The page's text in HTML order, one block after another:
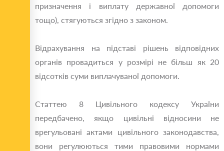
призначення і виплату державної допомоги
тощо), стягуються згідно з законом.
Відрахування на підставі рішень відповідних
органів провадиться у розмірі не більш як 20
відсотків суми виплачуваної допомоги.
Статтею 8 Цивільного кодексу України
передбачено, якщо цивільні відносини не
врегульовані актами цивільного законодавства,
вони регулюються тими правовими нормами